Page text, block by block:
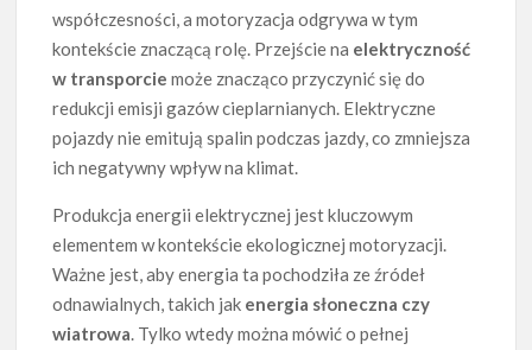
współczesności, a motoryzacja odgrywa w tym
kontekście znaczącą rolę. Przejście na elektryczność
w transporcie może znacząco przyczynić się do
redukcji emisji gazów cieplarnianych. Elektryczne
pojazdy nie emitują spalin podczas jazdy, co zmniejsza
ich negatywny wpływ na klimat.
Produkcja energii elektrycznej jest kluczowym
elementem w kontekście ekologicznej motoryzacji.
Ważne jest, aby energia ta pochodziła ze źródeł
odnawialnych, takich jak energia słoneczna czy
wiatrowa. Tylko wtedy można mówić o pełnej